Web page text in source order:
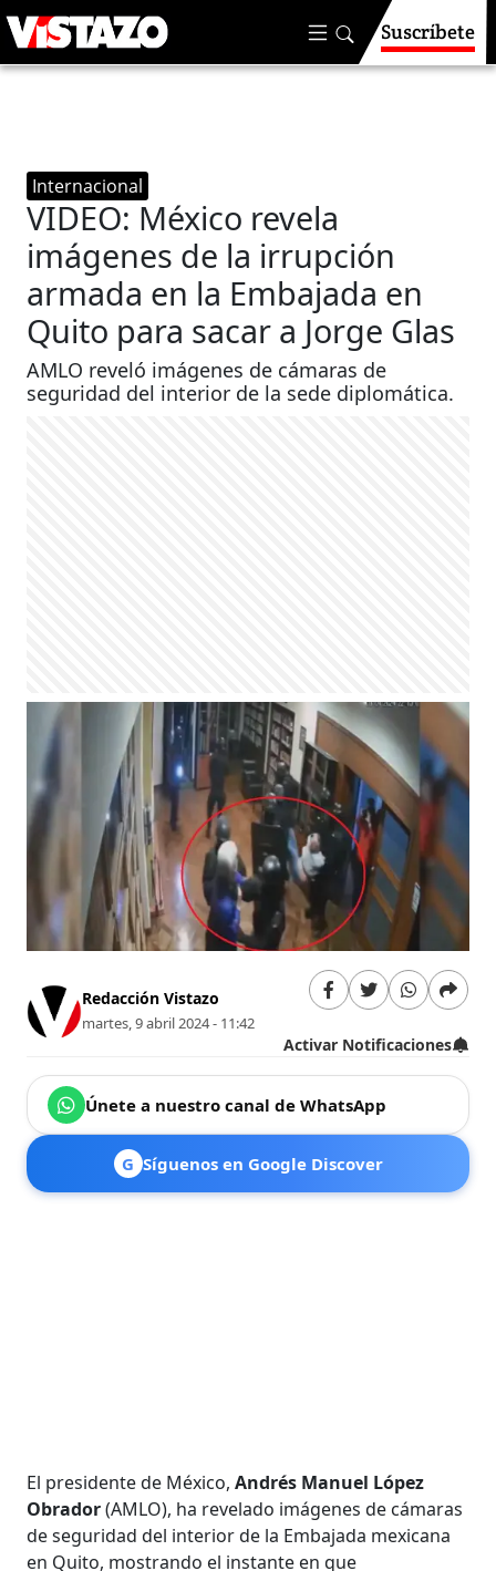
Suscríbete
Internacional
VIDEO: México revela
imágenes de la irrupción
armada en la Embajada en
Quito para sacar a Jorge Glas
AMLO reveló imágenes de cámaras de
seguridad del interior de la sede diplomática.
Redacción Vistazo
martes, 9 abril 2024 - 11:42
Activar Notificaciones
Únete a nuestro canal de WhatsApp
G Síguenos en Google Discover
El presidente de México,Andrés Manuel López
Obrador(AMLO), ha revelado imágenes de cámaras
de seguridad del interior de la Embajada mexicana
en Quito, mostrando el instante en que